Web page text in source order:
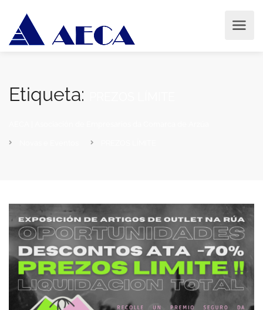
Etiqueta: